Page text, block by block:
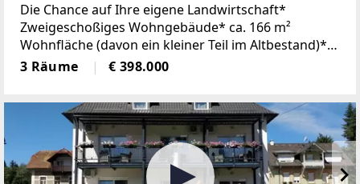
Die Chance auf Ihre eigene Landwirtschaft*
Zweigeschoßiges Wohngebäude* ca. 166 m²
Wohnfläche (davon ein kleiner Teil im Altbestand)*
Hofstelle mit Wirtschaftsgebäude (für Großvieh
nicht mehr geeignet)* Scheune mit Heulager im
3 Räume € 398.000